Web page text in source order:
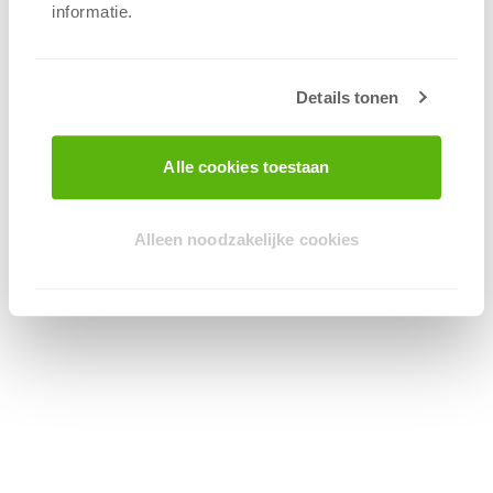
informatie.
Details tonen
Alle cookies toestaan
Alleen noodzakelijke cookies